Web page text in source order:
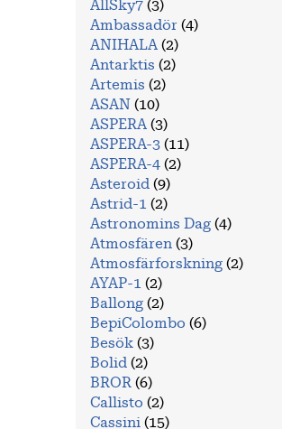
AllSky7 (3)
Ambassadör (4)
ANIHALA (2)
Antarktis (2)
Artemis (2)
ASAN (10)
ASPERA (3)
ASPERA-3 (11)
ASPERA-4 (2)
Asteroid (9)
Astrid-1 (2)
Astronomins Dag (4)
Atmosfären (3)
Atmosfärforskning (2)
AYAP-1 (2)
Ballong (2)
BepiColombo (6)
Besök (3)
Bolid (2)
BROR (6)
Callisto (2)
Cassini (15)